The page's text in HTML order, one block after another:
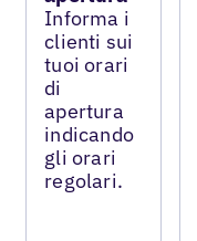
Informa i
clienti sui
tuoi orari
di
apertura
indicando
gli orari
regolari.